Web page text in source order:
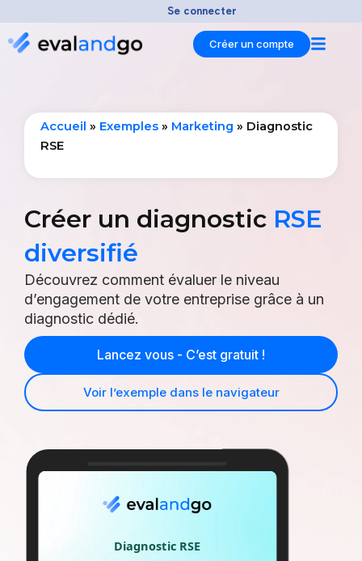
contenu
Se connecter
Créer un compte
Accueil » Exemples » Marketing » Diagnostic
RSE
Créer un diagnostic RSE
diversifié
Découvrez comment évaluer le niveau
d’engagement de votre entreprise grâce à un
diagnostic dédié.
Lancez vous - C’est gratuit !
Voir l’exemple dans le navigateur